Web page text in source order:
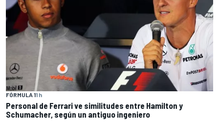
FÓRMULA 11 h
Personal de Ferrari ve similitudes entre Hamilton y
Schumacher, según un antiguo ingeniero